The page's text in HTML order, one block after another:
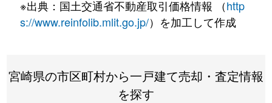
※出典：国土交通省不動産取引価格情報 （http
s://www.reinfolib.mlit.go.jp/）を加工して作成
宮崎県の市区町村から一戸建て売却・査定情報
を探す